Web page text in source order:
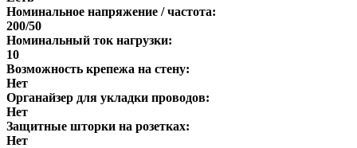
Номинальное напряжение / частота:
200/50
Номинальный ток нагрузки:
10
Возможность крепежа на стену:
Нет
Органайзер для укладки проводов:
Нет
Защитные шторки на розетках:
Нет